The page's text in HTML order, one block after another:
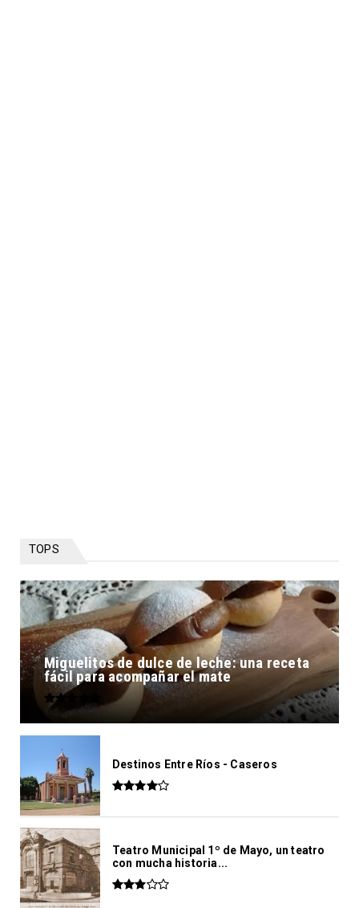
TOPS
Miguelitos de dulce de leche: una receta
fácil para acompañar el mate
Destinos Entre Ríos - Caseros
Teatro Municipal 1º de Mayo, un teatro
con mucha historia...